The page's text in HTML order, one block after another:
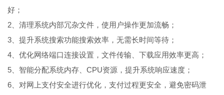
好；
2、清理系统内部冗杂文件，使用户操作更加流畅；
3、提升系统搜索功能搜索效率，无需长时间等待；
4、优化网络端口连接设置，文件传输、下载应用效率更高；
5、智能分配系统内存、CPU资源，提升系统响应速度；
6、对网上支付安全进行优化，支付过程更安全，避免密码泄